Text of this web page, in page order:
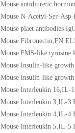
Mouse antidiuretic
Mouse N-Acetyl-Ser-
Mouse plaet antibodies
Mouse Fibronectin,FN
Mouse FMS-like
Mouse Insulin-like
Mouse Insulin-like
Mouse Interleukin
Mouse Interleukin 3,IL-
Mouse Interleukin 4,IL-
Mouse Interleukin 5,IL-